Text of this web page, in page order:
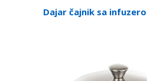
Dajar čajnik sa